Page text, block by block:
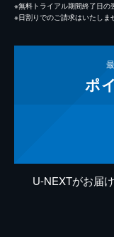
※無料トライアル期間終了日の
※日割りでのご請求はいたしま
ポ
U-NEXTがお届